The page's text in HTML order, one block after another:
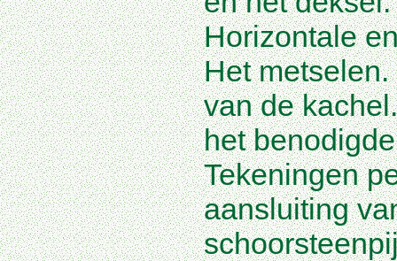
Horizontale
Het
van de
het
Tekeningen
aansluiting